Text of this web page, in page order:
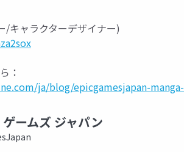
/キャラクターデザイナー)
：
ja/blog/epicgamesjapan-
ームズ ジャパン